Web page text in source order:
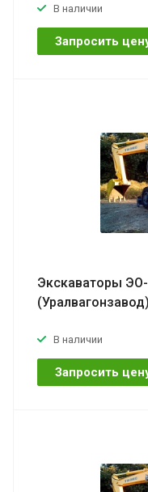
В наличии
Запросить
Экскаваторы
(Уралвагонзавод)
В наличии
Запросить